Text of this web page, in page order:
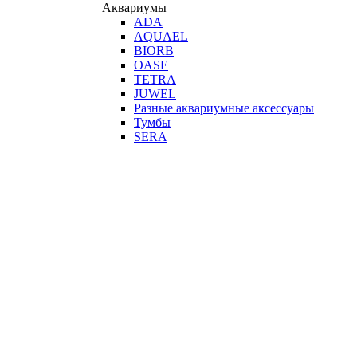
Аквариумы
ADA
AQUAEL
BIORB
OASE
TETRA
JUWEL
Разные аквариумные аксессуары
Тумбы
SERA